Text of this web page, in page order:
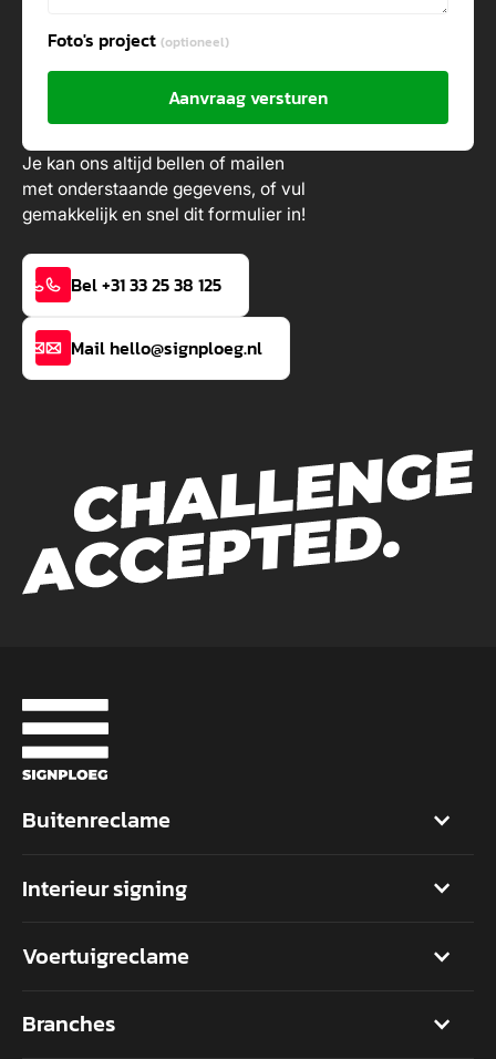
Foto's project(optioneel)
Aanvraag versturen
Je kan ons altijd bellen of mailen
met onderstaande gegevens, of vul
gemakkelijk en snel dit formulier in!
Bel +31 33 25 38 125
Mail hello@signploeg.nl
Buitenreclame
Interieur signing
Voertuigreclame
Branches